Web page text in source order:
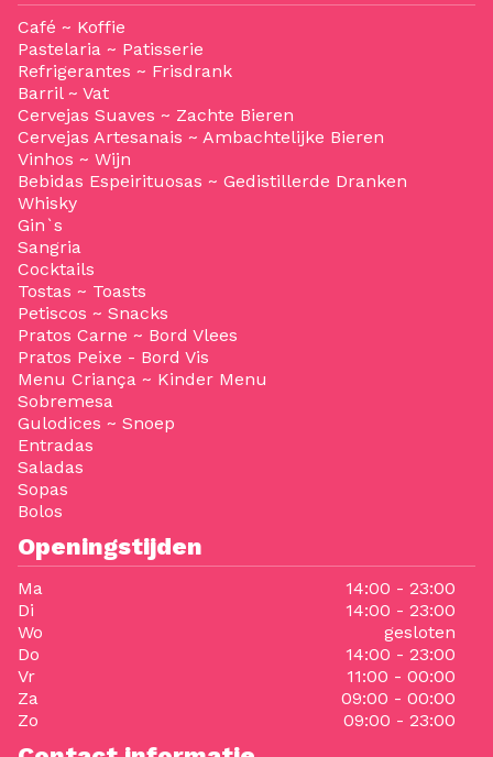
Café ~ Koffie
Pastelaria ~ Patisserie
Refrigerantes ~ Frisdrank
Barril ~ Vat
Cervejas Suaves ~ Zachte Bieren
Cervejas Artesanais ~ Ambachtelijke Bieren
Vinhos ~ Wijn
Bebidas Espeirituosas ~ Gedistillerde Dranken
Whisky
Gin`s
Sangria
Cocktails
Tostas ~ Toasts
Petiscos ~ Snacks
Pratos Carne ~ Bord Vlees
Pratos Peixe - Bord Vis
Menu Criança ~ Kinder Menu
Sobremesa
Gulodices ~ Snoep
Entradas
Saladas
Sopas
Bolos
Openingstijden
Ma
14:00 - 23:00
Di
14:00 - 23:00
Wo
gesloten
Do
14:00 - 23:00
Vr
11:00 - 00:00
Za
09:00 - 00:00
Zo
09:00 - 23:00